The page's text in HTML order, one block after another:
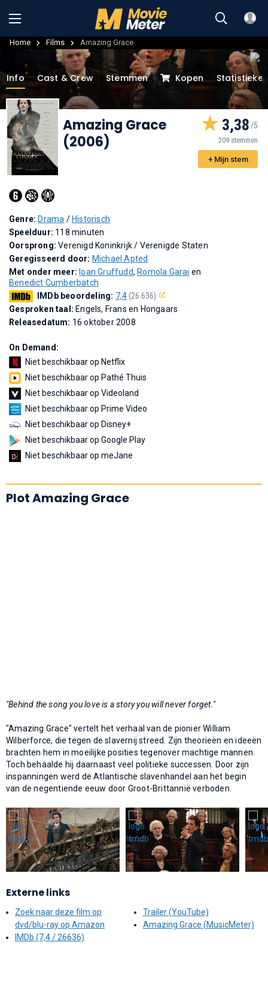
Home Films Amazing Grace
Info Cast & Crew Stemmen Kopen
Amazing Grace
(2006)
3,38
209 stemmen
+ Mijn stem
Genre: Drama / Historisch
Speelduur: 118 minuten
Oorsprong:Verenigd Koninkrijk / Verenigde Staten
Geregisseerd door: Michael Apted
Met onder meer: Ioan Gruffudd, Romola Garai en
Benedict Cumberbatch
IMDb beoordeling: 7,4(26.636)
Gesproken taal: Engels, Frans en Hongaars
Releasedatum: 16 oktober 2008
On Demand:
Niet beschikbaar op Netflix
Niet beschikbaar op Pathé Thuis
Niet beschikbaar op Videoland
Niet beschikbaar op Prime Video
Niet beschikbaar op Disney+
Niet beschikbaar op Google Play
Niet beschikbaar op meJane
Plot Amazing Grace
"Behind the song you love is a story you will never forget."
"Amazing Grace" vertelt het verhaal van de pionier William
Wilberforce, die tegen de slavernij streed. Zijn theorieën en ideeën
brachten hem in moeilijke posities tegenover machtige mannen.
Toch behaalde hij daarnaast veel politieke successen. Door zijn
inspanningen werd de Atlantische slavenhandel aan het begin
van de negentiende eeuw door Groot-Brittannië verboden.
Externe links
Zoek naar deze film op
dvd/blu-ray op Amazon
IMDb (7,4 / 26636)
Trailer (YouTube)
Amazing Grace (MusicMeter)